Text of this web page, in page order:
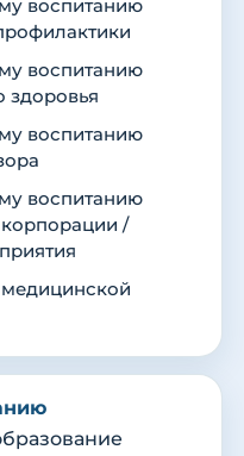
воспитанию
воспитанию
здоровья
воспитанию
воспитанию
/